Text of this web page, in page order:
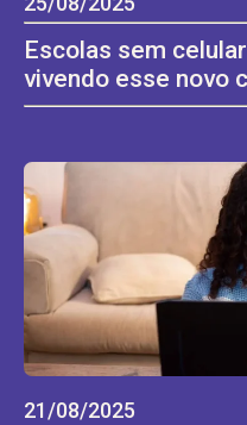
Escolas sem
vivendo esse novo
21/08/2025